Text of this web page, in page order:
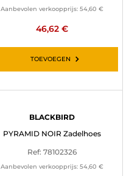
Aanbevolen verkoopprijs: 54,60 €
46,62 €
TOEVOEGEN
BLACKBIRD
PYRAMID NOIR Zadelhoes
Ref: 78102326
Aanbevolen verkoopprijs: 54,60 €